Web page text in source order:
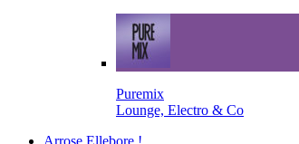
Puremix
Lounge, Electro & Co
Arrose Ellebore !